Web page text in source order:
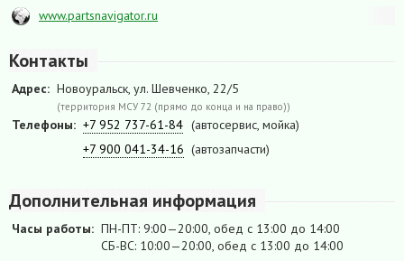
www.partsnavigator.ru
Контакты
Адрес: Новоуральск, ул. Шевченко, 22/5
(территория МСУ 72 (прямо до конца и на право))
Телефоны: +7 952 737-61-84 (автосервис, мойка)
+7 900 041-34-16 (автозапчасти)
Дополнительная информация
Часы работы: ПН-ПТ: 9:00—20:00, обед с 13:00 до 14:00
СБ-ВС: 10:00—20:00, обед с 13:00 до 14:00